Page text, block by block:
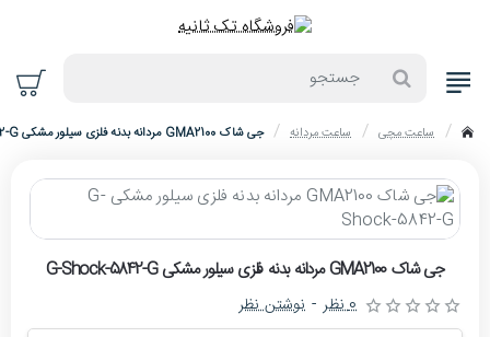
home
ساعت مچی ساعت مردانه جی شاک GMA2100 مردانه بدنه فلزی سیلور مشکی G-Shock-5842-G
حراج
جی شاک GMA2100 مردانه بدنه فلزی سیلور مشکی G-Shock-5842-G
0 نظر - نوشتن نظر